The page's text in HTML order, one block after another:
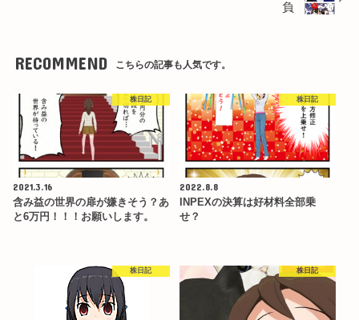
負
RECOMMEND こちらの記事も人気です。
株日記
2021.3.16
含み益の世界の扉が嫌きそう？あ
と6万円！！！お願いします。
株日記
2022.8.8
INPEXの決算は好材料全部乗
せ？
株日記 株日記